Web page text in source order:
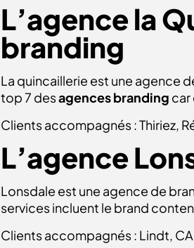
L’agence la
branding
La quincaillerie est une agence
top 7 desagences branding car
Clients accompagnés : Thiriez,
L’agence
Lonsdale est une agence de
services incluent le brand
Clients accompagnés : Lindt,